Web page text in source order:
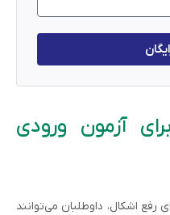
آزمون ورودی
اشکال، داوطلبان می‌توانند